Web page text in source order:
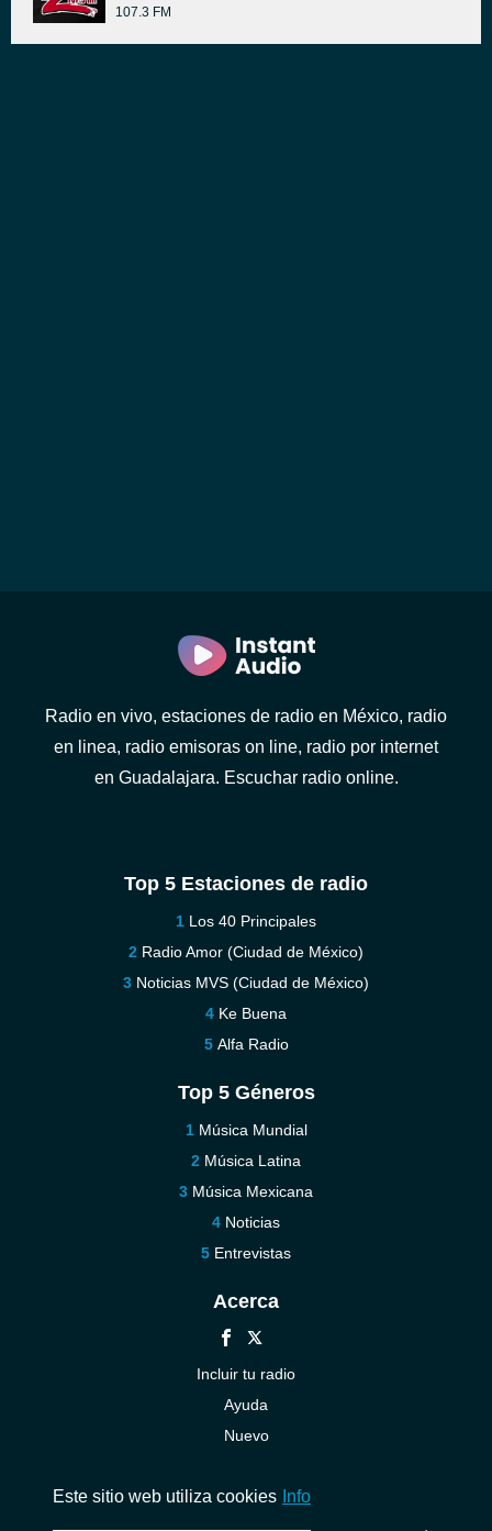
107.3 FM
Radio en vivo, estaciones de radio en México, radio
en linea, radio emisoras on line, radio por internet
en Guadalajara. Escuchar radio online.
Top 5 Estaciones de radio
Los 40 Principales
Radio Amor (Ciudad de México)
Noticias MVS (Ciudad de México)
Ke Buena
Alfa Radio
Top 5 Géneros
Música Mundial
Música Latina
Música Mexicana
Noticias
Entrevistas
Acerca
Incluir tu radio
Ayuda
Nuevo
Este sitio web utiliza cookies Info